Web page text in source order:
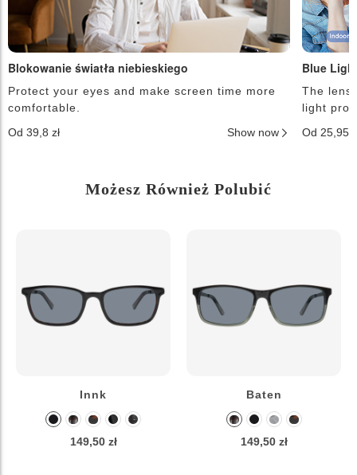
Blokowanie światła niebieskiego
Protect your eyes and make screen time more
comfortable.
Od 39,8 zł
Show now
Blue
The
light
Od 25,95
Możesz Również Polubić
Innk
149,50 zł
Baten
149,50 zł